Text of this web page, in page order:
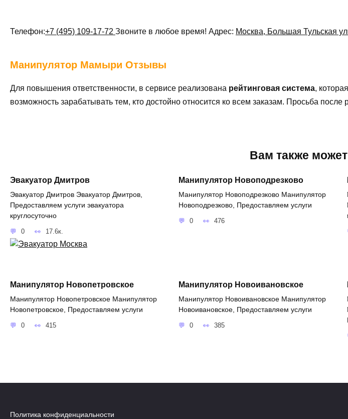
Телефон:+7 (495) 109-17-72 Звоните в любое время! Адрес: Москва, Большая Тульская
Манипулятор Мамыри Отзывы
Для повышения ответственности, в сервисе реализована рейтинговая система,
возможность зарабатывать тем, кто достойно относится ко всем заказам. Просьба
Вам также
Эвакуатор Дмитров
Эвакуатор Дмитров Эвакуатор Дмитров,
Предоставляем услуги эвакуатора
круглосуточно
0 17.6к.
Манипулятор Новоподрезково
Манипулятор Новоподрезково Манипулятор
Новоподрезково, Предоставляем услуги
0 476
Манипулятор Новопетровское
Манипулятор Новопетровское Манипулятор
Новопетровское, Предоставляем услуги
0 415
Манипулятор Новоивановское
Манипулятор Новоивановское Манипулятор
Новоивановское, Предоставляем услуги
0 385
Политика конфиденциальности